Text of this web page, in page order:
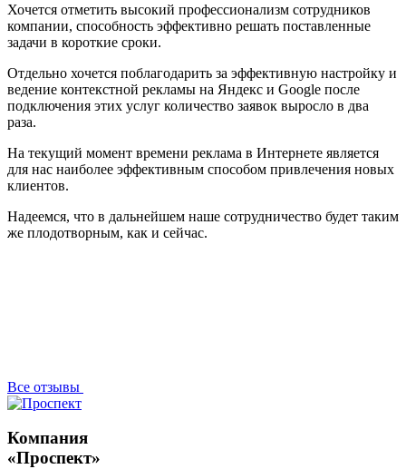
Хочется отметить высокий профессионализм сотрудников
компании, способность эффективно решать поставленные
задачи в короткие сроки.
Отдельно хочется поблагодарить за эффективную настройку и
ведение контекстной рекламы на Яндекс и Google после
подключения этих услуг количество заявок выросло в два
раза.
На текущий момент времени реклама в Интернете является
для нас наиболее эффективным способом привлечения новых
клиентов.
Надеемся, что в дальнейшем наше сотрудничество будет таким
же плодотворным, как и сейчас.
Все отзывы
Компания
«Проспект»